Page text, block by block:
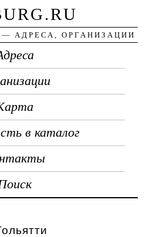
АДРЕСА, ОРГАНИЗАЦИИ
в каталог